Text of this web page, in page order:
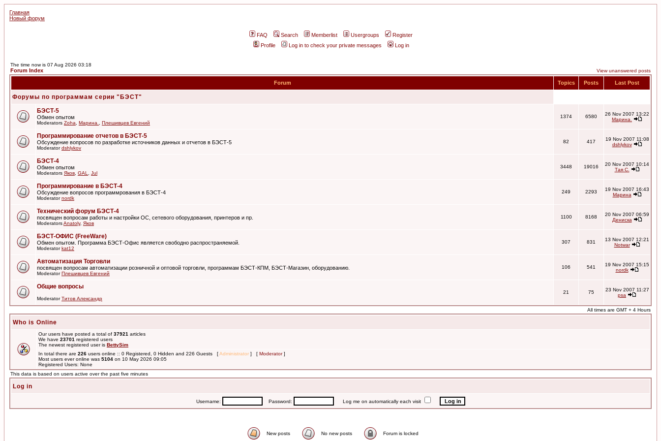
Главная
Новый форум
FAQ Search Memberlist Usergroups
Register
Profile
Log in to check your private messages Log in
The time now is 07 Aug 2026 03:18
Forum Index View unanswered posts
Forum Topics Posts Last Post
Форумы по программам серии "БЭСТ"
БЭСТ-5
Обмен опытом
Moderators Zoha Марина. Плешивцев Евгений
1374 6580
26 Nov 2007 13:22
Марина.
Программирование отчетов в БЭСТ-5
Обсуждение вопросов по разработке источников данных и отчетов в БЭСТ-5
Moderatordshlykov
82 417
19 Nov 2007 11:08
dshlykov
БЭСТ-4
Обмен опытом
Moderators Яков GAL Jul
3448 19016
20 Nov 2007 10:14
Тая С.
Программирование в БЭСТ-4
Обсуждение вопросов программрования в БЭСТ-4
Moderatornordk
249 2293
19 Nov 2007 16:43
Марина
Технический форум БЭСТ-4
посвящен вопросам работы и настройки ОС, сетевого оборудования, принтеров и пр.
ModeratorsAnatoly, Яков
1100 8168
20 Nov 2007 06:59
Дениска
БЭСТ-ОФИС (FreeWare)
Обмен опытом. Программа БЭСТ-Офис является свободно распространяемой.
Moderatorkat12
307 831
13 Nov 2007 12:21
Notwar
Автоматизация Торговли
посвящен вопросам автоматизации розничной и оптовой торговли, программам БЭСТ-КПМ, БЭСТ-Магазин, оборудованию.
ModeratorПлешивцев Евгений
106 541
19 Nov 2007 15:15
nordk
Общие вопросы
ModeratorТитов Александр
21 75
23 Nov 2007 11:27
psa
All times are GMT + 4 Hours
Who is Online
Our users have posted a total of 37921 articles
We have 23701 registered users
The newest registered user is BettySim
In total there are 226 users online :: 0 Registered, 0 Hidden and 226 Guests [Administrator ] [ Moderator]
Most users ever online was 5104 on 10 May 2026 09:05
Registered Users: None
This data is based on users active over the past five minutes
Log in
Username: Password: Log me on automatically each visit
New posts No new posts Forum is locked